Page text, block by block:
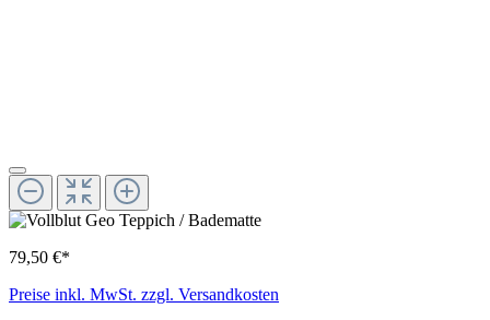
79,50 €*
Preise inkl. MwSt. zzgl. Versandkosten